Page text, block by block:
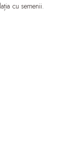
cu semenii.